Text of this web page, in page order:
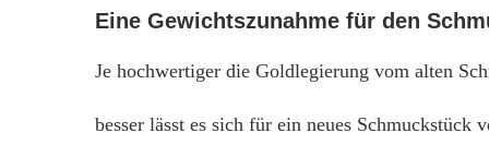
Eine Gewichtszunahme für den
Je hochwertiger die Goldlegierung vom alten
besser lässt es sich für ein neues Schmuckstück